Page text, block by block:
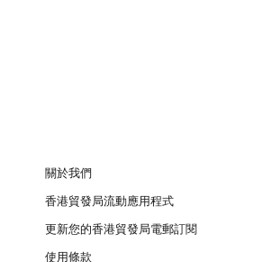
關於我們
香港貿發局流動應用程式
更新您的香港貿發局電郵訂閱
使用條款